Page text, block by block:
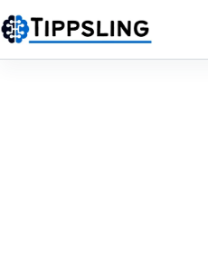
Inhalt
springen